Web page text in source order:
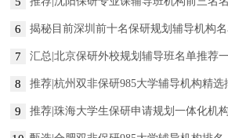
6 揭秘目前深圳前十名保研规划辅导机构
7 汇总|北京保研外校规划辅导班名单推荐
8 推荐|杭州双非保研985大学辅导机构精选
9 推荐|珠海大学生保研申请规划一体化机